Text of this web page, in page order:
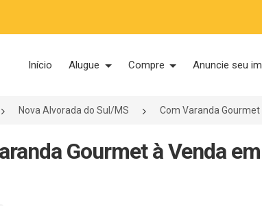
Início Alugue Compre Anuncie seu
Nova Alvorada do Sul/MS Com Varanda Gourmet
Gourmet à Venda